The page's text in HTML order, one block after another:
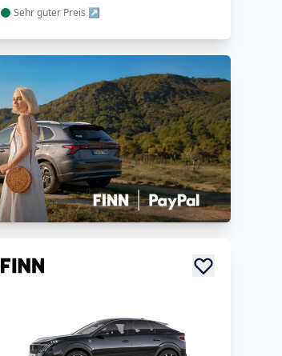
Sehr guter Preis